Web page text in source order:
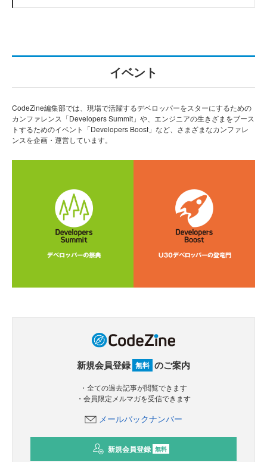
イベント
CodeZine編集部では、現場で活躍するデベロッパーをスターにするための
カンファレンス「Developers Summit」や、エンジニアの生きざまをブース
トするためのイベント「Developers Boost」など、さまざまなカンファレ
ンスを企画・運営しています。
新規会員登録 無料 のご案内
・全ての過去記事が閲覧できます
・会員限定メルマガを受信できます
メールバックナンバー
新規会員登録 無料